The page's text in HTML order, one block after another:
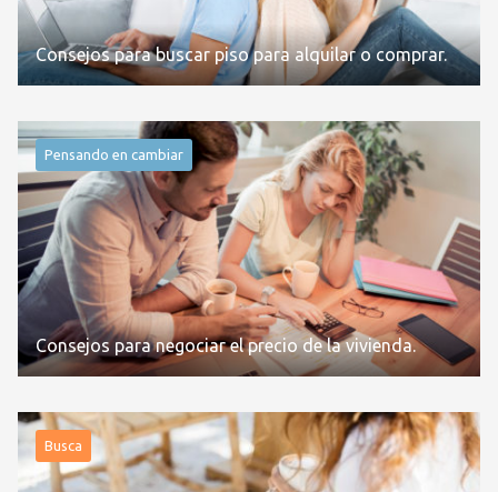
Consejos para buscar piso para alquilar o comprar.
Pensando en cambiar
Consejos para negociar el precio de la vivienda.
Busca